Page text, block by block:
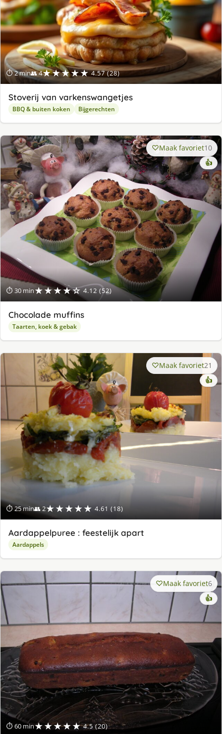
⏱ 2 min👥 4★★★★★ 4.57 (28)
Stoverij van varkenswangetjes
BBQ & buiten koken Bijgerechten
⏱ 30 min★★★★☆ 4.12 (52)
Maak favoriet10
👍
Chocolade muffins
Taarten, koek & gebak
⏱ 25 min👥 2★★★★★ 4.61 (18)
Maak favoriet21
👍
Aardappelpuree : feestelijk apart
Aardappels
⏱ 60 min★★★★★ 4.5 (20)
Maak favoriet6
👍